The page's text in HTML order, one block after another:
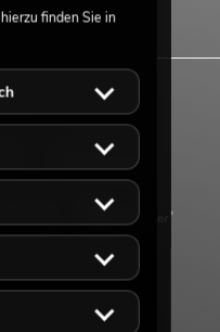
finden Sie in